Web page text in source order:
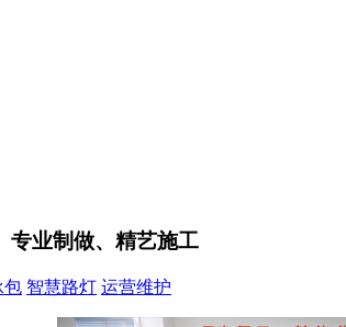
专业制做、精艺施工
包 智慧路灯 运营维护